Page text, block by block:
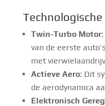
Twin-Turbo Motor
van de eerste
met
Actieve Aero: Dit
de aerodynamica
Elektronisch